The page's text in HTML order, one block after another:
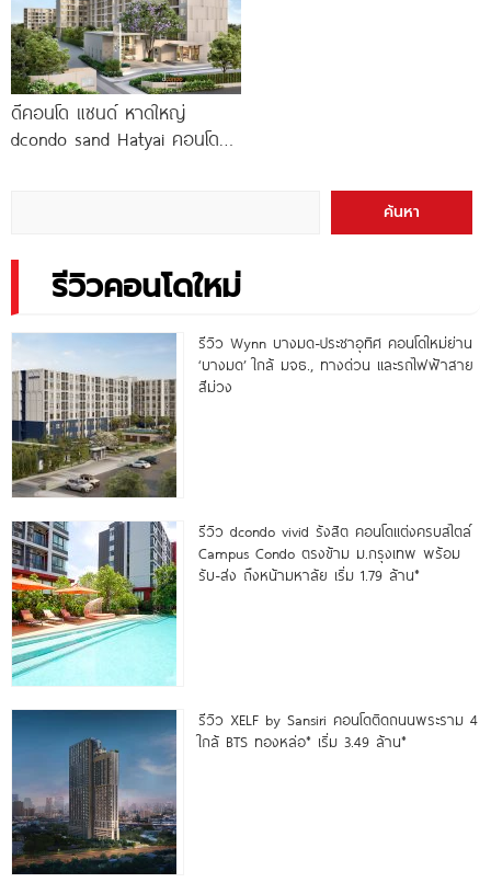
ดีคอนโด แซนด์ หาดใหญ่
dcondo sand Hatyai คอนโด
ค้นหา
รีวิวคอนโดใหม่
รีวิว Wynn บางมด-ประชาอุทิศ คอนโดใหม่ย่าน
‘บางมด’ ใกล้ มจธ., ทางด่วน และรถไฟฟ้าสาย
สีม่วง
รีวิว dcondo vivid รังสิต คอนโดแต่งครบสไตล์
Campus Condo ตรงข้าม ม.กรุงเทพ พร้อม
รับ-ส่ง ถึงหน้ามหาลัย เริ่ม 1.79 ล้าน*
รีวิว XELF by Sansiri คอนโดติดถนนพระราม 4
ใกล้ BTS ทองหล่อ* เริ่ม 3.49 ล้าน*